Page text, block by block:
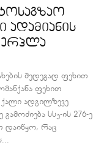
ადამიანის
შედეგად ფეხით
ფეხით
ადგილზევე
სსკ-ის 276-ე
დაიწყო, რაც